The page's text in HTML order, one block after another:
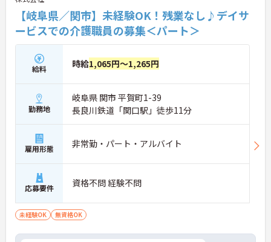
【岐阜県／関市】未経験OK！残業なし♪デイサ
ービスでの介護職員の募集＜パート＞
給料 時給1,065円～1,265円
勤務地
岐阜県 関市 平賀町1-39
長良川鉄道「関口駅」徒歩11分
雇用形態 非常勤・パート・アルバイト
応募要件 資格不問 経験不問
未経験OK 無資格OK